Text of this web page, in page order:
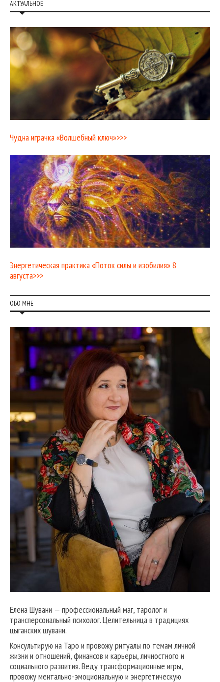
АКТУАЛЬНОЕ
Чудна играчка «Волшебный ключ»>>>
Энергетическая практика «Поток силы и изобилия» 8
августа>>>
ОБО МНЕ
Елена Шувани — профессиональный маг, таролог и
трансперсональный психолог. Целительница в традициях
цыганских шувани.
Консультирую на Таро и провожу ритуалы по темам личной
жизни и отношений, финансов и карьеры, личностного и
социального развития. Веду трансформационные игры,
провожу ментально-эмоциональную и энергетическую